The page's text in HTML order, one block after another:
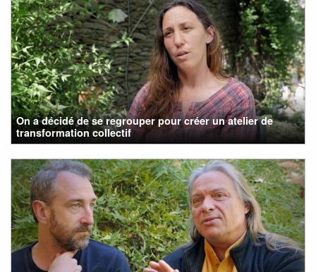
On a décidé de se regrouper pour créer un atelier de
transformation collectif